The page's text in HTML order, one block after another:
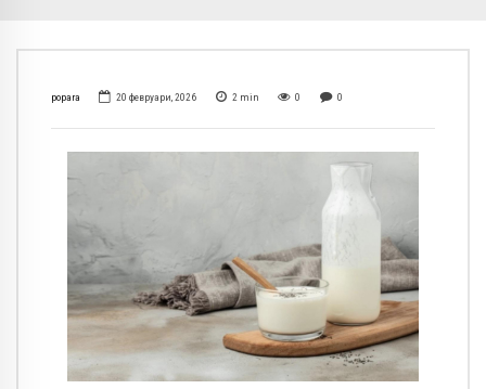
popara 20 февруари, 2026 2 min 0 0